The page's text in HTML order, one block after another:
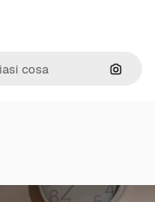
Cerca